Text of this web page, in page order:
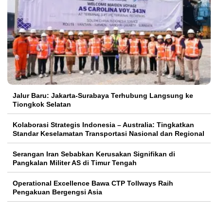
Jalur Baru: Jakarta-Surabaya Terhubung Langsung ke
Tiongkok Selatan
Kolaborasi Strategis Indonesia – Australia: Tingkatkan
Standar Keselamatan Transportasi Nasional dan Regional
Serangan Iran Sebabkan Kerusakan Signifikan di
Pangkalan Militer AS di Timur Tengah
Operational Excellence Bawa CTP Tollways Raih
Pengakuan Bergengsi Asia